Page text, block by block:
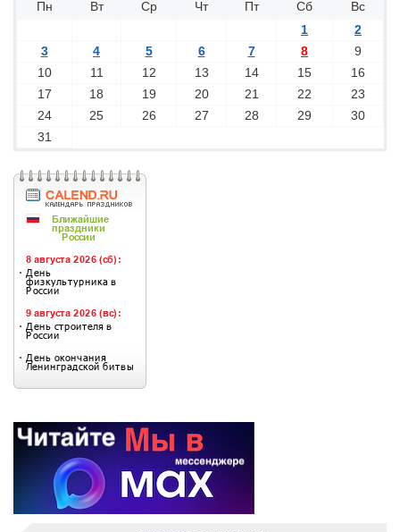
Пн Вт Ср Чт Пт Сб
Вс
1
2
3
4 5 6 7 8
9
10
11 12 13 14 15
16
17
18 19 20 21 22
23
24
25 26 27 28 29
30
31